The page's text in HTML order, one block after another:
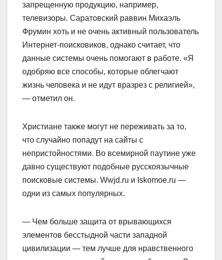
запрещенную продукцию, например,
телевизоры. Саратовский раввин Михаэль
Фрумин хоть и не очень активный пользователь
Интернет-поисковиков, однако считает, что
данные системы очень помогают в работе. «Я
одобряю все способы, которые облегчают
жизнь человека и не идут вразрез с религией»,
— отметил он.
Христиане также могут не переживать за то,
что случайно попадут на сайты с
непристойностями. Во всемирной паутине уже
давно существуют подобные русскоязычные
поисковые системы. Wwjd.ru и Iskomoe.ru —
одни из самых популярных.
— Чем больше защита от врывающихся
элементов бесстыдной части западной
цивилизации — тем лучше для нравственного